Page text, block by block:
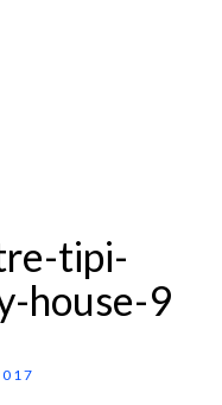
tipi-
house-9